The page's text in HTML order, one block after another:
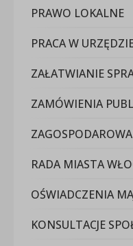
PRAWO LOKALNE
PRACA W
ZAŁATWIANIE
ZAMÓWIENIA
RADA MIASTA
OŚWIADCZENIA
KONSULTACJE